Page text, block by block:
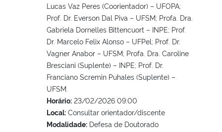
Lucas Vaz Peres (Coorientador) – UFOPA;
Prof. Dr. Everson Dal Piva – UFSM; Profa. Dra.
Gabriela Dornelles Bittencuort – INPE; Prof.
Dr. Marcelo Felix Alonso – UFPel; Prof. Dr.
Vagner Anabor – UFSM; Profa. Dra. Caroline
Bresciani (Suplente) – INPE; Prof. Dr.
Franciano Scremin Puhales (Suplente) –
UFSM.
Horário: 23/02/2026 09:00
Local: Consultar orientador/discente
Modalidade: Defesa de Doutorado